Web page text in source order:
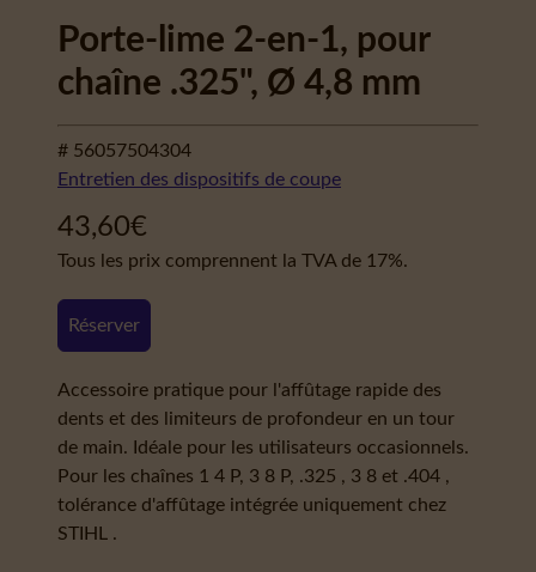
Porte-lime 2-en-1, pour
chaîne .325", Ø 4,8 mm
# 56057504304
Entretien des dispositifs de coupe
43,60€
Tous les prix comprennent la TVA de 17%.
Réserver
Accessoire pratique pour l'affûtage rapide des
dents et des limiteurs de profondeur en un tour
de main. Idéale pour les utilisateurs occasionnels.
Pour les chaînes 1 4 P, 3 8 P, .325 , 3 8 et .404 ,
tolérance d'affûtage intégrée uniquement chez
STIHL .